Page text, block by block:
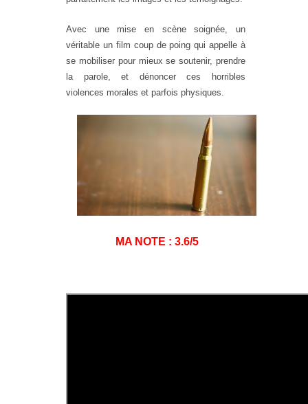
Avec une mise en scène soignée, un
véritable un film coup de poing qui appelle à
se mobiliser pour mieux se soutenir, prendre
la parole, et dénoncer ces horribles
violences morales et parfois physiques.
MA NOTE : 3.6/5